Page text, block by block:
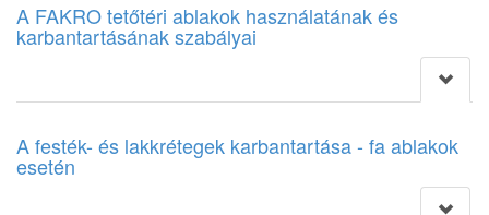
A FAKRO tetőtéri ablakok használatának és
karbantartásának szabályai
A festék- és lakkrétegek karbantartása - fa ablakok
esetén